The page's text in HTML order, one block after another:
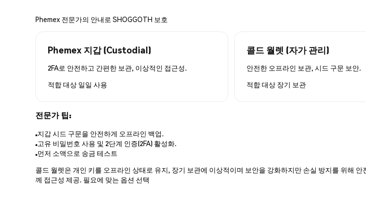
Phemex 전문가의 안내로 SHOGGOTH 보호
Phemex 지갑 (Custodial)
2FA로 안전하고 간편한 보관, 이상적인 접근성.
적합 대상 일일 사용
콜드 월렛 (자가 관리)
안전한 오프라인 보관, 시드 구문 보안.
적합 대상 장기 보관
전문가 팁:
지갑 시드 구문을 안전하게 오프라인 백업.
고유 비밀번호 사용 및 2단계 인증(2FA) 활성화.
먼저 소액으로 송금 테스트
콜드 월렛은 개인 키를 오프라인 상태로 유지, 장기 보관에 이상적이며 보안을 강화하지만 손실 방지를 위해
께 접근성 제공. 필요에 맞는 옵션 선택